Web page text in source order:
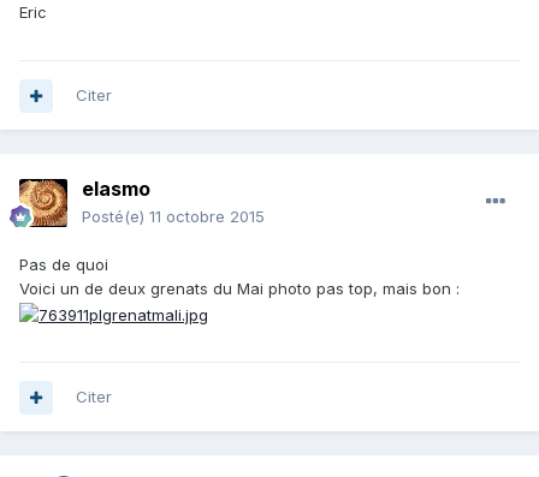
Eric
Citer
elasmo
Posté(e) 11 octobre 2015
Pas de quoi
Voici un de deux grenats du Mai photo pas top, mais bon :
Citer